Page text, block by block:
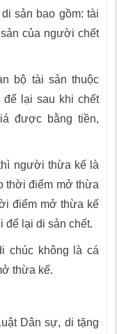
sản bao gồm: tài
của người chết
bộ tài sản thuộc
lại sau khi chết
được bằng tiền,
người thừa kế là
thời điểm mở thừa
điểm mở thừa kế
lại di sản chết.
chúc không là cá
thừa kế.
Dân sự, di tặng